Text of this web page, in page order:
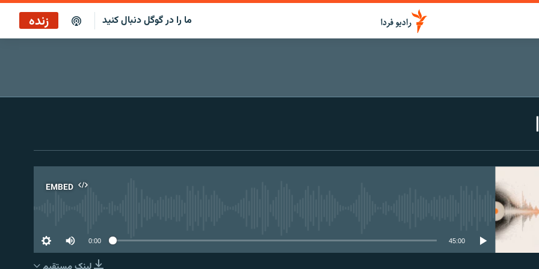
ما را در گوگل دنبال کنید زنده
EMBED
0:00 45:00